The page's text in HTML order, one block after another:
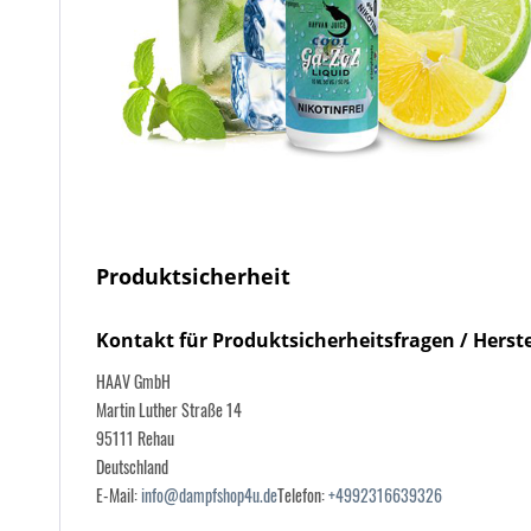
Produktsicherheit
Kontakt für Produktsicherheitsfragen /
HAAV GmbH
Martin Luther Straße 14
95111 Rehau
Deutschland
E-Mail:info@dampfshop4u.deTelefon:+4992316639326